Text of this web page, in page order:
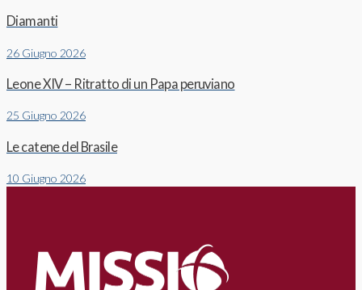
Diamanti
26 Giugno 2026
Leone XIV – Ritratto di un Papa peruviano
25 Giugno 2026
Le catene del Brasile
10 Giugno 2026